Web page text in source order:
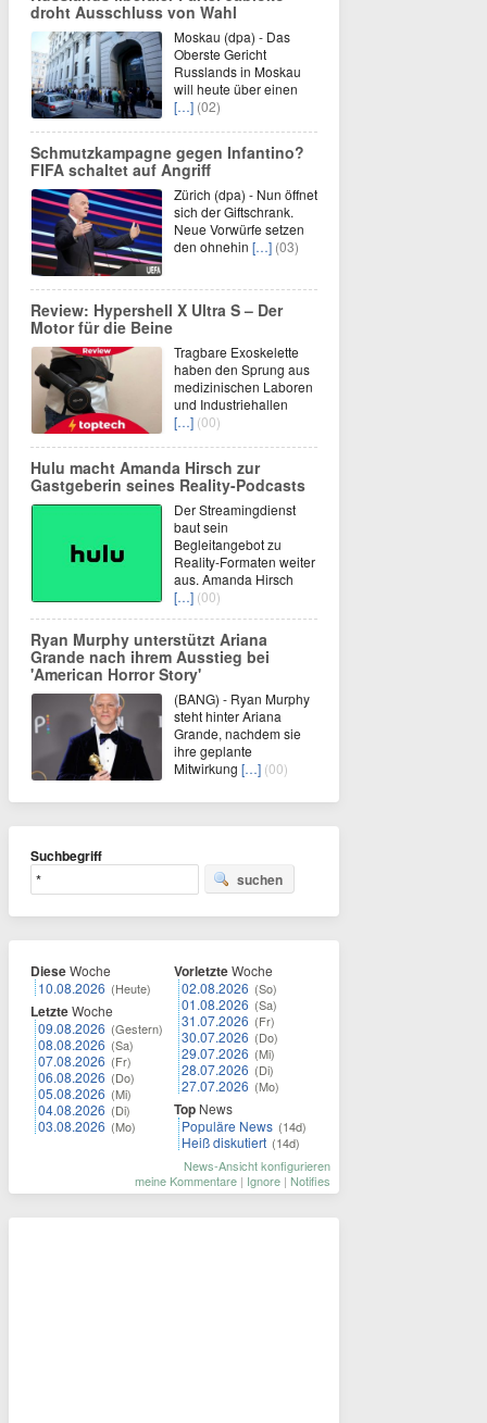
droht Ausschluss von Wahl
Moskau (dpa) - Das
Oberste Gericht
Russlands in Moskau
will heute über einen
[…] (02)
Schmutzkampagne gegen Infantino?
FIFA schaltet auf Angriff
Zürich (dpa) - Nun öffnet
sich der Giftschrank.
Neue Vorwürfe setzen
den ohnehin […] (03)
Review: Hypershell X Ultra S – Der
Motor für die Beine
Tragbare Exoskelette
haben den Sprung aus
medizinischen Laboren
und Industriehallen
[…] (00)
Hulu macht Amanda Hirsch zur
Gastgeberin seines Reality-Podcasts
Der Streamingdienst
baut sein
Begleitangebot zu
Reality-Formaten weiter
aus. Amanda Hirsch
[…] (00)
Ryan Murphy unterstützt Ariana
Grande nach ihrem Ausstieg bei
'American Horror Story'
(BANG) - Ryan Murphy
steht hinter Ariana
Grande, nachdem sie
ihre geplante
Mitwirkung […] (00)
Suchbegriff
suchen
DieseWoche
10.08.2026 (Heute)
LetzteWoche
09.08.2026 (Gestern)
08.08.2026 (Sa)
07.08.2026 (Fr)
06.08.2026 (Do)
05.08.2026 (Mi)
04.08.2026 (Di)
03.08.2026 (Mo)
VorletzteWoche
02.08.2026 (So)
01.08.2026 (Sa)
31.07.2026 (Fr)
30.07.2026 (Do)
29.07.2026 (Mi)
28.07.2026 (Di)
27.07.2026 (Mo)
Top News
Populäre News (14d)
Heiß diskutiert (14d)
News-Ansicht konfigurieren
meine Kommentare | Ignore | Notifies